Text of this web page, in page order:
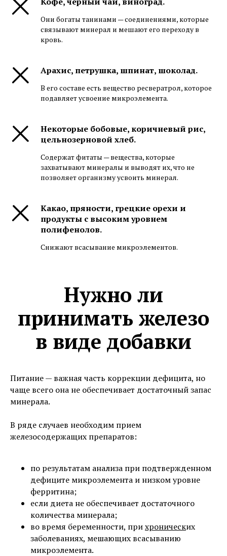
Они богаты танинами — соединениями, которые
связывают минерал и мешают его переходу в
кровь.
Арахис, петрушка, шпинат, шоколад.
В его составе есть вещество ресвератрол, которое
подавляет усвоение микроэлемента.
Некоторые бобовые, коричневый рис,
цельнозерновой хлеб.
Содержат фитаты — вещества, которые
захватывают минералы и выводят их, что не
позволяет организму усвоить минерал.
Какао, пряности, грецкие орехи и
продукты с высоким уровнем
полифенолов.
Снижают всасывание микроэлементов.
Нужно ли
принимать железо
в виде добавки
Питание — важная часть коррекции дефицита, но
чаще всего она не обеспечивает достаточный запас
минерала.
В ряде случаев необходим прием
железосодержащих препаратов:
по результатам анализа при подтвержденном
дефиците микроэлемента и низком уровне
ферритина;
если диета не обеспечивает достаточного
количества минерала;
во время беременности, прихронических
заболеваниях, мешающих всасыванию
микроэлемента.